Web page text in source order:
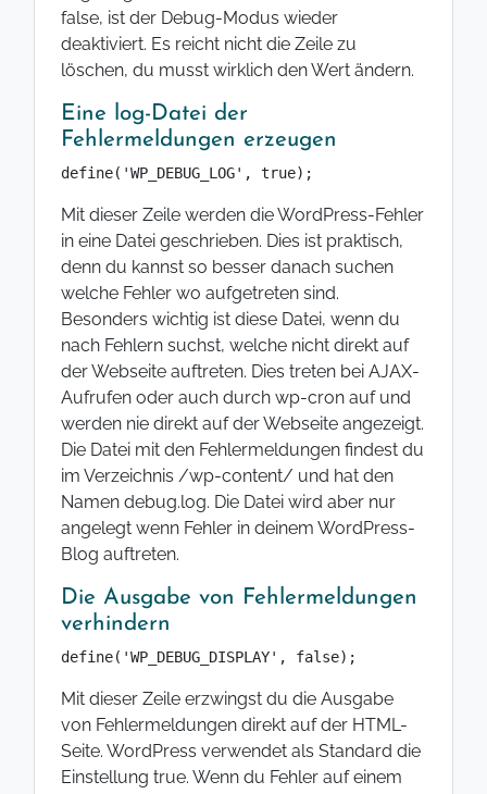
false, ist der Debug-Modus wieder
deaktiviert. Es reicht nicht die Zeile zu
löschen, du musst wirklich den Wert ändern.
Eine log-Datei der
Fehlermeldungen erzeugen
define('WP_DEBUG_LOG', true);
Mit dieser Zeile werden die WordPress-Fehler
in eine Datei geschrieben. Dies ist praktisch,
denn du kannst so besser danach suchen
welche Fehler wo aufgetreten sind.
Besonders wichtig ist diese Datei, wenn du
nach Fehlern suchst, welche nicht direkt auf
der Webseite auftreten. Dies treten bei AJAX-
Aufrufen oder auch durch wp-cron auf und
werden nie direkt auf der Webseite angezeigt.
Die Datei mit den Fehlermeldungen findest du
im Verzeichnis /wp-content/ und hat den
Namen debug.log. Die Datei wird aber nur
angelegt wenn Fehler in deinem WordPress-
Blog auftreten.
Die Ausgabe von Fehlermeldungen
verhindern
define('WP_DEBUG_DISPLAY', false);
Mit dieser Zeile erzwingst du die Ausgabe
von Fehlermeldungen direkt auf der HTML-
Seite. WordPress verwendet als Standard die
Einstellung true. Wenn du Fehler auf einem